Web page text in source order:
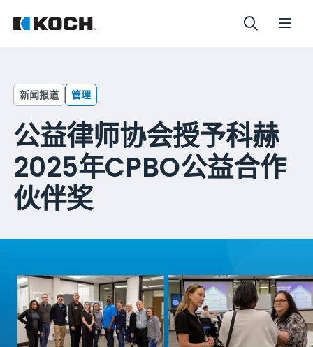
新闻报道 管理
公益律师协会授予科赫
2025年CPBO公益合作
伙伴奖